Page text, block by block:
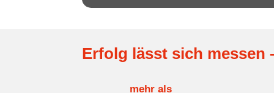
Erfolg lässt sich messen
mehr als